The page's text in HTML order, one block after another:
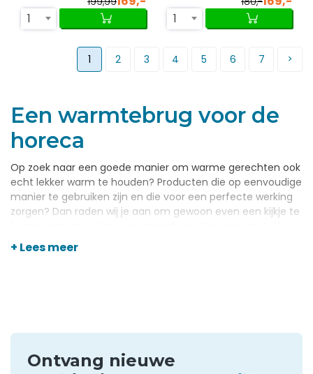
1
1
1 2 3 4 5 6 7
Een warmtebrug voor de
horeca
Op zoek naar een goede manier om warme gerechten ook
echt lekker warm te houden? Producten die op eenvoudige
manier te gebruiken zijn en die voor een perfecte werking
zorgen? Dan raden wij je aan om gewoon even een kijkje te
hebben een groot aantal verschillende producten voor elk
horecabedrijf in ons assortiment staan. Producten waarbij
Werken met een
+ Lees meer
Ontvang nieuwe